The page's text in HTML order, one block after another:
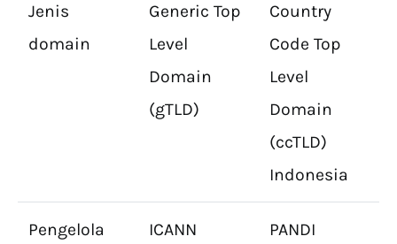
Jenis
domain
Generic Top
Level
Domain
(gTLD)
Country
Code Top
Level
Domain
(ccTLD)
Indonesia
Pengelola
ICANN
PANDI